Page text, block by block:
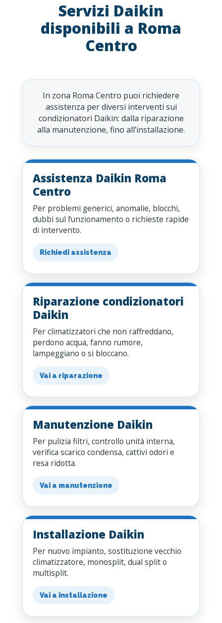
Servizi Daikin
disponibili a Roma
Centro
In zona Roma Centro puoi richiedere
assistenza per diversi interventi sui
condizionatori Daikin: dalla riparazione
alla manutenzione, fino all’installazione.
Assistenza Daikin Roma
Centro
Per problemi generici, anomalie, blocchi,
dubbi sul funzionamento o richieste rapide
di intervento.
Richiedi assistenza
Riparazione condizionatori
Daikin
Per climatizzatori che non raffreddano,
perdono acqua, fanno rumore,
lampeggiano o si bloccano.
Vai a riparazione
Manutenzione Daikin
Per pulizia filtri, controllo unità interna,
verifica scarico condensa, cattivi odori e
resa ridotta.
Vai a manutenzione
Installazione Daikin
Per nuovo impianto, sostituzione vecchio
climatizzatore, monosplit, dual split o
multisplit.
Vai a installazione